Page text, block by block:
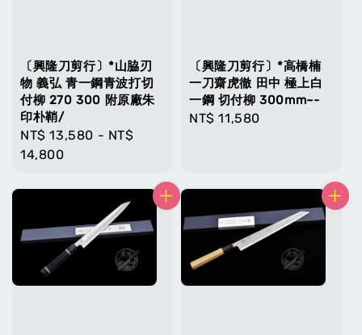
〔興隆刀剪行〕*山脇刃
物 義弘 青一鋼青波打切
付柳 270 300 附原廠朱
印朴鞘/
Regular
price
NT$ 13,580 - NT$
14,800
〔興隆刀剪行〕*高橋楠
一刀齋虎徹 田中 極上白
一鋼 切付柳 300mm~-
Regular
NT$ 11,580